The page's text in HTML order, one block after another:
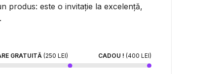
produs: este o invitație la excelență,
GRATUITĂ (250 LEI) CADOU ! (400 LEI)